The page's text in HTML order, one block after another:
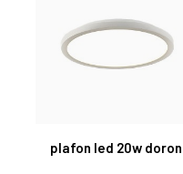
plafon led 20w doron